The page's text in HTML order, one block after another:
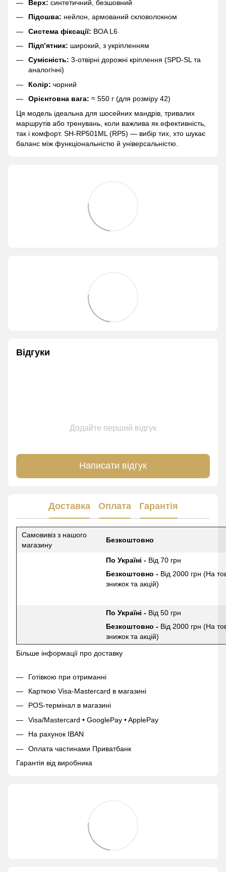
Верх: синтетичний, безшовний
Підошва: нейлон, армований скловолокном
Система фіксації: BOA L6
Підп’ятник: широкий, з укріпленням
Сумісність: 3-отвірні дорожні кріплення (SPD-SL та
аналогічні)
Колір: чорний
Орієнтовна вага: ≈ 550 г (для розміру 42)
Ця модель ідеальна для шосейних мандрів, тривалих
маршрутів або тренувань, коли важлива як ефективність,
так і комфорт. SH-RP501ML (RP5) — вибір тих, хто шукає
баланс між функціональністю й універсальністю.
Відгуки
Додайте перший відгук
Написати відгук
Доставка Оплата Гарантія
Самовивіз з нашого
магазину
Безкоштовно
По Україні - Від 70 грн
Безкоштовно - Від 2000 грн (На
знижок та акцій)
По Україні - Від 50 грн
Безкоштовно - Від 2000 грн (На
знижок та акцій)
Більше інформації про доставку
Готівкою при отриманні
Карткою Visa-Mastercard в магазині
POS-термінал в магазині
Visa/Mastercard • GooglePay • ApplePay
На рахунок IBAN
Оплата частинами Приватбанк
Гарантія від виробника